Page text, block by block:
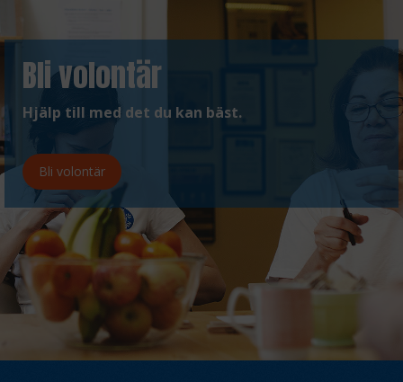
Bli volontär
Hjälp till med det du kan bäst.
Bli volontär